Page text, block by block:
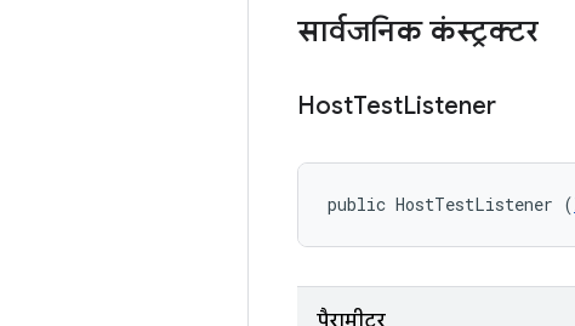
सार्वजनिक कंस्ट्रक्टर
HostTestListener
public HostTestListener (
पैरामीटर